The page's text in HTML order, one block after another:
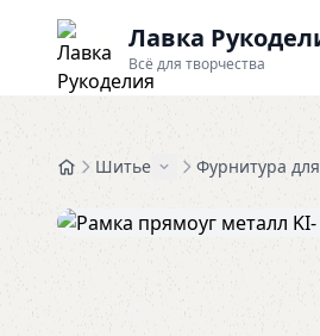
Лавка
Всё для творчества
Шитье Фурнитура